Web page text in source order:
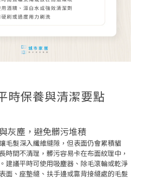
時保養與清潔要點
灰塵，避免髒污堆積
毛髮深入纖維縫隙，但表面仍會累積貓
時間不清理，髒污容易卡在布面紋理中，
建議平時可使用吸塵器、除毛滾輪或乾淨
面、座墊縫、扶手邊或靠背接縫處的毛髮